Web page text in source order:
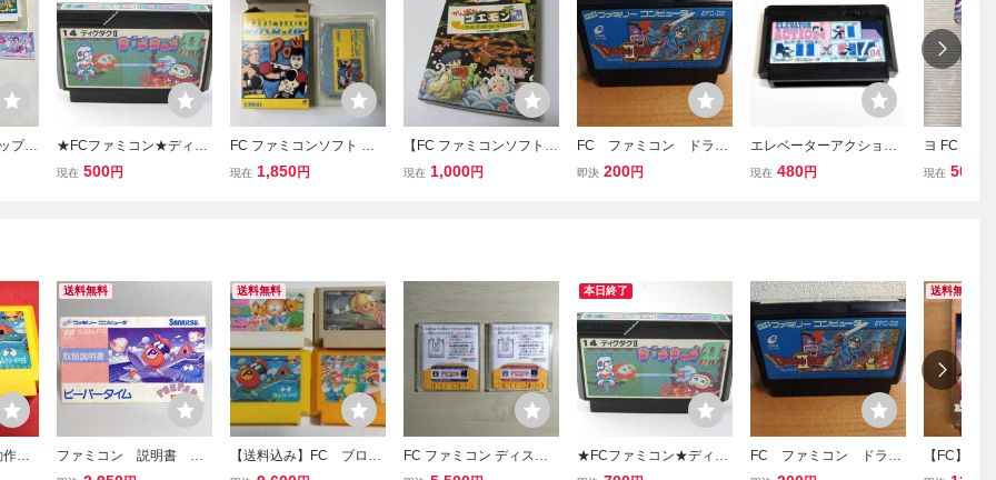
プル
★FCファミコン★ディグ
ダグ2 Ⅱ★
現在 500円
FC ファミコンソフト グ
レートボクシング ラッシ
現在 1,850円
【FC ファミコンソフト】
がんばれゴエモン外伝 き
現在 1,000円
FC ファミコン ドラゴ
ンクエストⅡ kmg
即決 200円
エレベーターアクション
【動作確認済】８本まで
現在 480円
ヨ FC ファ
ガ 箱付
現在 500
確
送料無料
ファミコン 説明書 ピ
ーパータイム
送料無料
【送料込み】FC ブロデ
ィランド ピーパータイ
FC ファミコン ディスク
システム ディスクカード
本日終了
★FCファミコン★ディグ
ダグ2 Ⅱ★
FC ファミコン ドラゴ
ンクエストⅡ kmg
送料無料
【FC】 ス
ム カプコ